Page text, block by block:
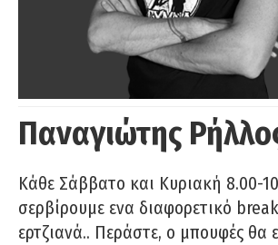
Παναγιώτης
Κάθε Σάββατο και Κυριακή 8.00-
σερβίρουμε ενα διαφορετικό
ερτζιανά.. Περάστε, ο μπουφές θα